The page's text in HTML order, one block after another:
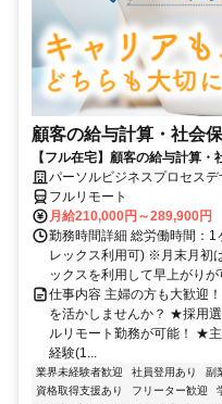
顧客の給与計算・社会
【フル在宅】顧客の給与計算
パーソルビジネスプロセス
フルリモート
月給210,000円～289,900円
勤務時間詳細 総労働時間：
レックス利用可) ※月末月初
ックスを利用して早上がり
仕事内容 主婦の方も大歓迎
を活かしませんか？ ★採用
ルリモート勤務が可能！ ★
経験(1...
業界未経験者歓迎 社員登用あり 副
資格取得支援あり
フリーター歓迎